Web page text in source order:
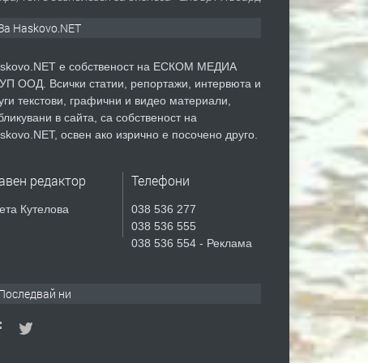
Haskovo.NET
е собственост на ЕСКОМ МЕДИА
ООД. Всички статии, репортажи, интервюта и
текстови, графични и видео материали,
в сайта, са собственост на
освен ако изрично е посочено друго.
редактор
Кутелова
Телефони
038 536 277
038 536 555
038 536 554 - Реклама
ни